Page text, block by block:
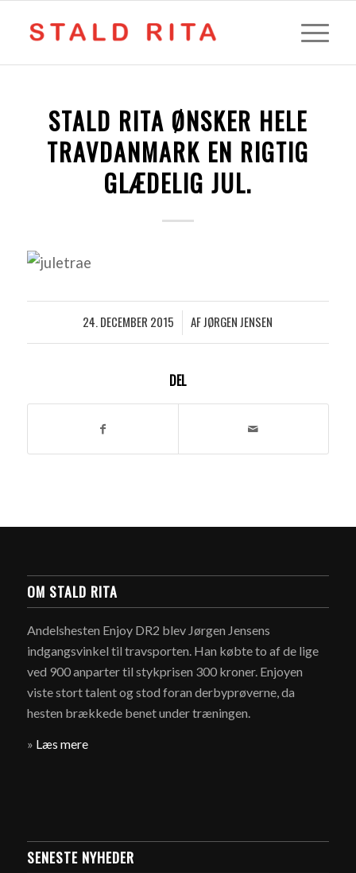
STALD RITA ØNSKER HELE
TRAVDANMARK EN RIGTIG
GLÆDELIG JUL.
24. DECEMBER 2015
/ AFJØRGEN JENSEN
DEL
OM STALD RITA
Andelshesten Enjoy DR2 blev Jørgen Jensens
indgangsvinkel til travsporten. Han købte to af de lige
ved 900 anparter til stykprisen 300 kroner. Enjoyen
viste stort talent og stod foran derbyprøverne, da
hesten brækkede benet under træningen.
» Læs mere
SENESTE NYHEDER